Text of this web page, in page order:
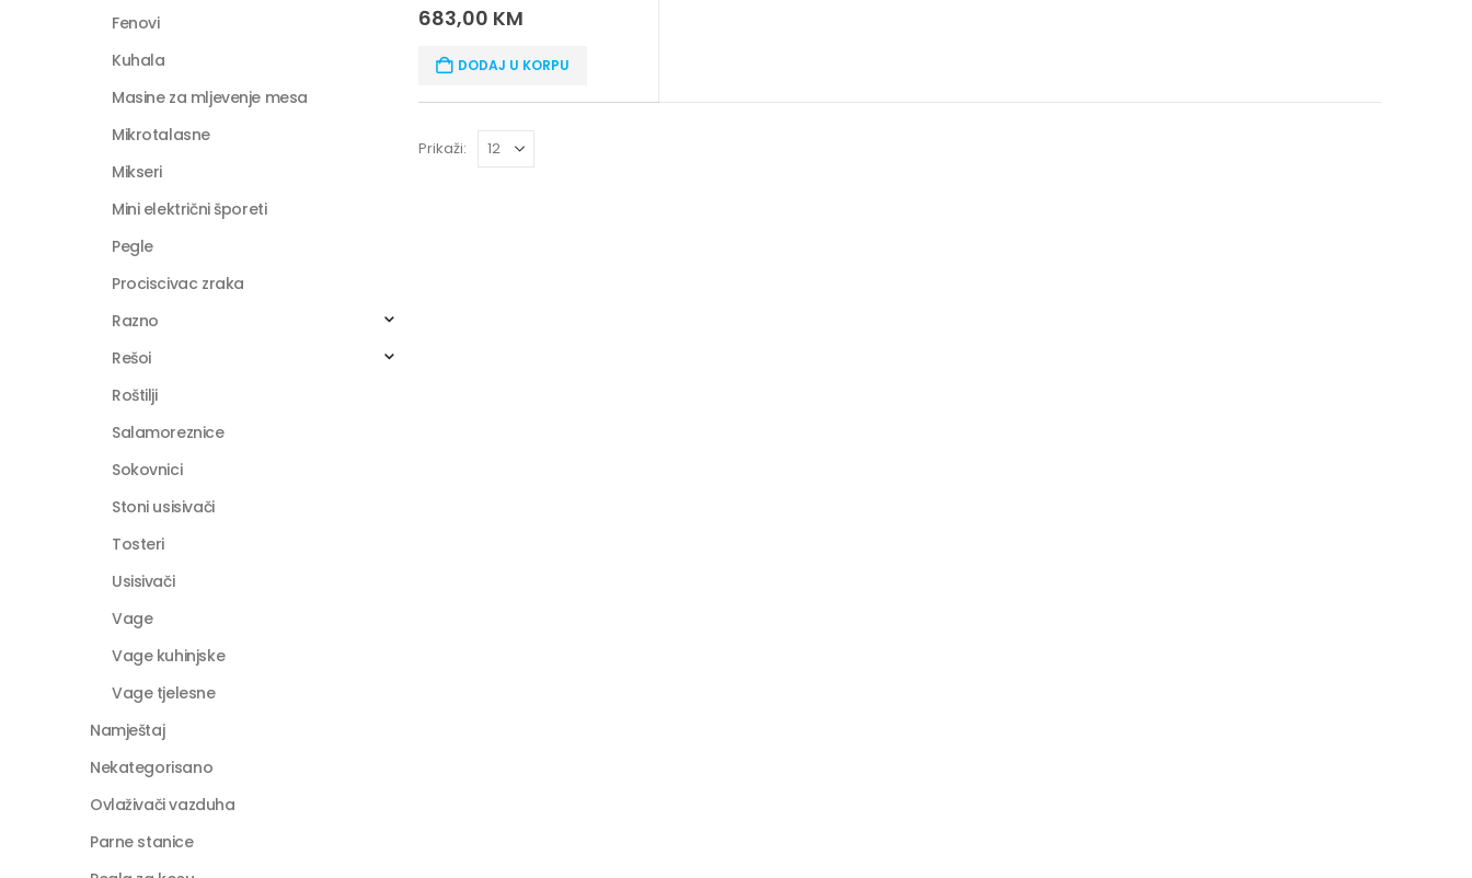
0 out of 5
683,00 KM
DODAJ U KORPU
Prikaži:
Fenovi
Kuhala
Masine za mljevenje mesa
Mikrotalasne
Mikseri
Mini električni šporeti
Pegle
Prociscivac zraka
Razno
Rešoi
Roštilji
Salamoreznice
Sokovnici
Stoni usisivači
Tosteri
Usisivači
Vage
Vage kuhinjske
Vage tjelesne
Namještaj
Nekategorisano
Ovlaživači vazduha
Parne stanice